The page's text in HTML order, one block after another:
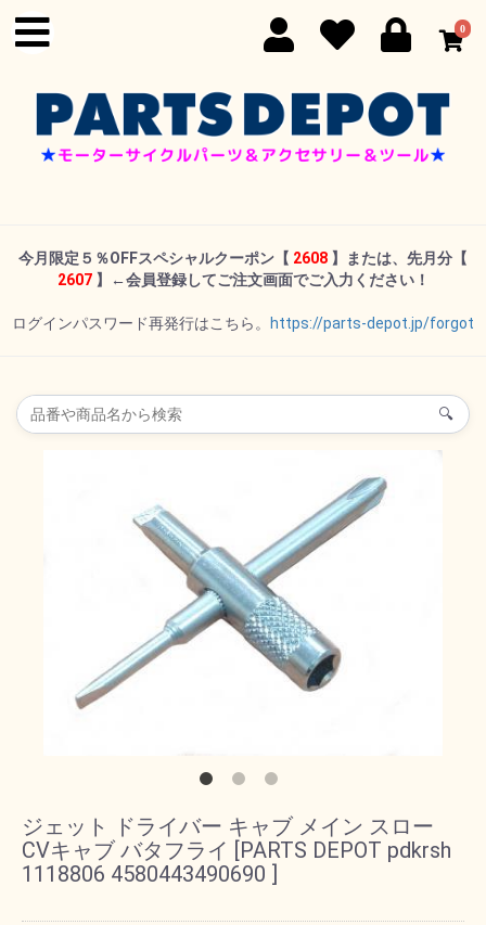
0
今月限定５％OFFスペシャルクーポン 【 2608 】または、先月分【
2607】←会員登録してご注文画面でご入力ください！
ログインパスワード再発行はこちら。 https://parts-depot.jp/forgot
🔍
ジェット ドライバー キャブ メイン スロー
CVキャブ バタフライ [PARTS DEPOT pdkrsh
1118806 4580443490690 ]